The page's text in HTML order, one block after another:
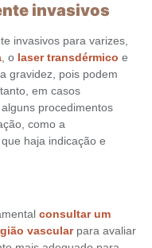
invasivos
invasivos para varizes,
, o laser transdérmico e
gravidez, pois podem
em casos
procedimentos
como a
que haja indicação e
consultar um
vascularpara avaliar